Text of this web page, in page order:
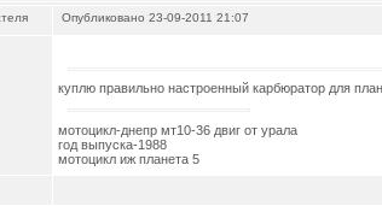
Опубликовано 23-09-2011 21:07
куплю правильно настроенный карбюратор для
мотоцикл-днепр мт10-36 двиг от урала
год выпуска-1988
мотоцикл иж планета 5